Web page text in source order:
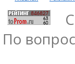
По